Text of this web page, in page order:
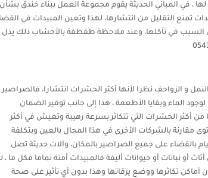
في المباني الحديثة يقوم مجموعة العمل ببناء خندق
تمنع التقليل من انتشارها، لهذا وتعين المبيدات في
السبب في تآكلها، وعند ملاحظة طقطقة بالأخشاب ذلك يدل
و الزواحف نظرا لأنها أكثر الحشرات انتشارا، فالصراصير
الماء وبقايا الأطعمة ، هذا إلى جانب توفير الضمان
أكثر الحشرات التي تتكاثر بسرعة رهيبة وتعيش في أكثر
مقارنة بالشركات الأخرى في هذا المجال بالعين وبتكلفة
بالقضاء على جميع الصراصير بالمكان، وآلات حديثة تصل
نباتات أو حيوانات أليفة فالمبيدات أمنة تماما فكل ما ،
أماكن تكاثرها ووضع يرقاتها وهذا بدون أي تأثير على صحة